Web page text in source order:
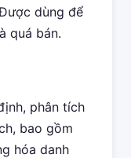
dùng để
quá bán.
phân tích
bao gồm
hóa danh